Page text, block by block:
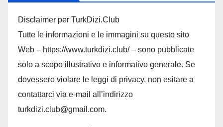
Disclaimer per TurkDizi.Club
Tutte le informazioni e le immagini su questo sito
Web – https://www.turkdizi.club/ – sono pubblicate
solo a scopo illustrativo e informativo generale. Se
dovessero violare le leggi di privacy, non esitare a
contattarci via e-mail all’indirizzo
turkdizi.club@gmail.com.